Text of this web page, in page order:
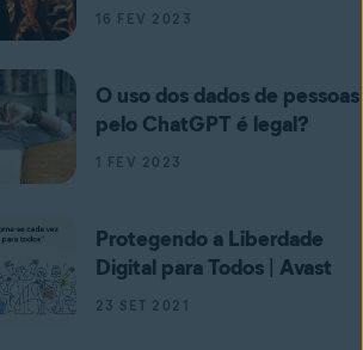
16 FEV 2023
O uso dos dados de pessoas
pelo ChatGPT é legal?
1 FEV 2023
Protegendo a Liberdade
Digital para Todos | Avast
23 SET 2021